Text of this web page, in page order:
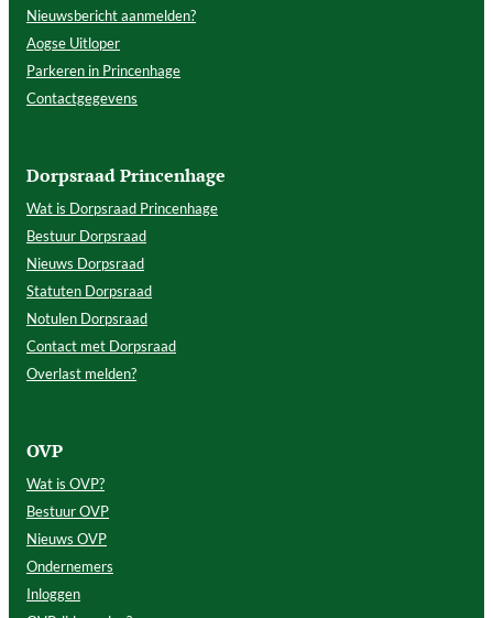
Nieuwsbericht aanmelden?
Aogse Uitloper
Parkeren in Princenhage
Contactgegevens
Dorpsraad Princenhage
Wat is Dorpsraad Princenhage
Bestuur Dorpsraad
Nieuws Dorpsraad
Statuten Dorpsraad
Notulen Dorpsraad
Contact met Dorpsraad
Overlast melden?
OVP
Wat is OVP?
Bestuur OVP
Nieuws OVP
Ondernemers
Inloggen